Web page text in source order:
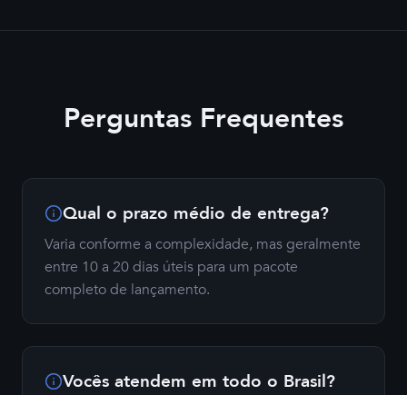
Perguntas Frequentes
Qual o prazo médio de entrega?
Varia conforme a complexidade, mas geralmente
entre 10 a 20 dias úteis para um pacote
completo de lançamento.
Vocês atendem em todo o Brasil?